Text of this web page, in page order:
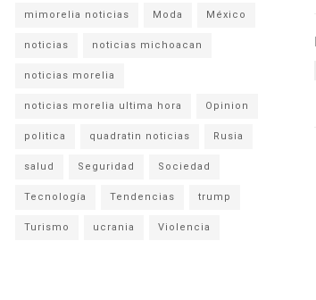
mimorelia noticias Moda México
noticias noticias michoacan
noticias morelia
noticias morelia ultima hora Opinion
politica quadratin noticias Rusia
salud Seguridad Sociedad
Tecnología Tendencias trump
Turismo ucrania Violencia